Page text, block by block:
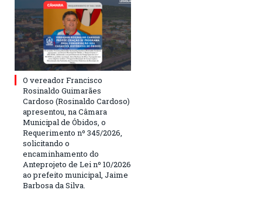
O vereador Francisco
Rosinaldo Guimarães
Cardoso (Rosinaldo Cardoso)
apresentou, na Câmara
Municipal de Óbidos, o
Requerimento nº 345/2026,
solicitando o
encaminhamento do
Anteprojeto de Lei nº 10/2026
ao prefeito municipal, Jaime
Barbosa da Silva.